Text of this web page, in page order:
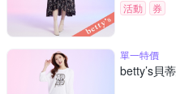
活動 券
單一特價
betty’s貝